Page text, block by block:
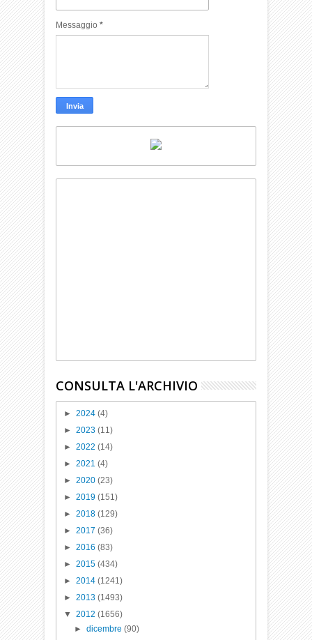
Messaggio*
CONSULTA L'ARCHIVIO
►2024(4)
►2023(11)
►2022(14)
►2021(4)
►2020(23)
►2019(151)
►2018(129)
►2017(36)
►2016(83)
►2015(434)
►2014(1241)
►2013(1493)
▼2012(1656)
► dicembre (90)